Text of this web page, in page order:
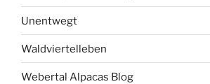
Unentwegt
Waldviertelleben
Webertal Alpacas Blog